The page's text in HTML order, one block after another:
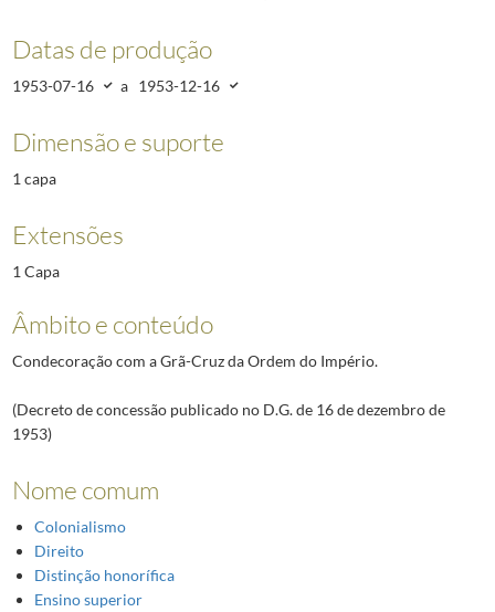
Datas de produção
1953-07-16 a 1953-12-16
Dimensão e suporte
1 capa
Extensões
1 Capa
Âmbito e conteúdo
Condecoração com a Grã-Cruz da Ordem do Império.
(Decreto de concessão publicado no D.G. de 16 de dezembro de
1953)
Nome comum
Colonialismo
Direito
Distinção honorífica
Ensino superior